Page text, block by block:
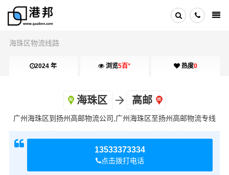
海珠区物流线路
2024 年 浏览5百+ 热度0
海珠区 高邮
广州海珠区到扬州高邮物流公司,广州海珠区至扬州高邮物流专线
13533373334
点击拨打电话